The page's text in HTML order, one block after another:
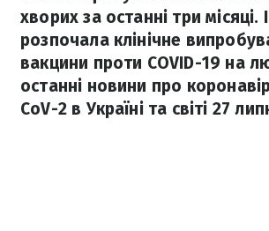
хворих за останні три місяці.
розпочала клінічне
вакцини проти COVID-19 на
останні новини про
CoV-2 в Україні та світі 27